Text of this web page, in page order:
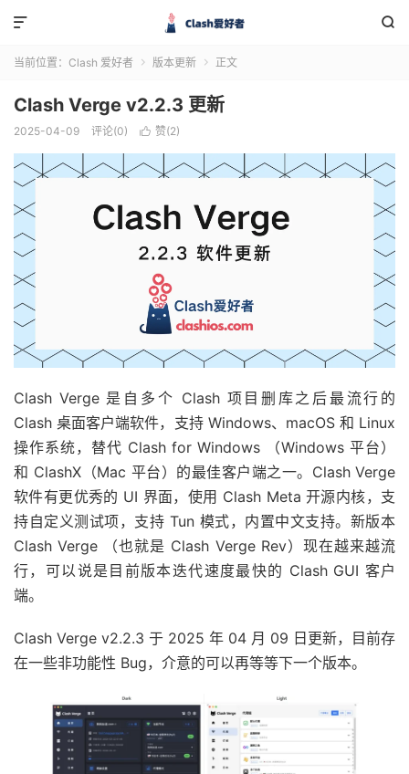


当前位置： Clash 爱好者  版本更新  正文
Clash Verge v2.2.3 更新
2025-04-09 评论(0)  赞(2)
Clash Verge 是自多个 Clash 项目删库之后最流行的
Clash 桌面客户端软件，支持 Windows、macOS 和 Linux
操作系统，替代 Clash for Windows （Windows 平台）
和 ClashX（Mac 平台）的最佳客户端之一。Clash Verge
软件有更优秀的 UI 界面，使用 Clash Meta 开源内核，支
持自定义测试项，支持 Tun 模式，内置中文支持。新版本
Clash Verge （也就是 Clash Verge Rev）现在越来越流
行，可以说是目前版本迭代速度最快的 Clash GUI 客户
端。
Clash Verge v2.2.3 于 2025 年 04 月 09 日更新，目前存
在一些非功能性 Bug，介意的可以再等等下一个版本。